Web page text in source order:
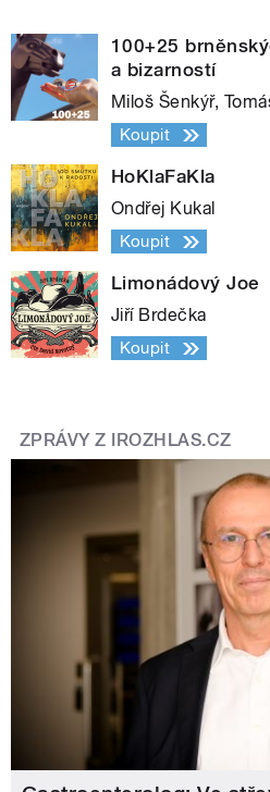
100+25
a bizarností
Miloš Šenkýř,
Koupit
HoKlaFaKla
Ondřej Kukal
Koupit
Limonádový Joe
Jiří Brdečka
Koupit
ZPRÁVY Z IROZHLAS.CZ